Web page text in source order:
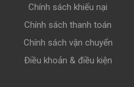
Chính sách khiếu nại
Chính sách thanh toán
Chính sách vận chuyển
Điều khoản & điều kiện